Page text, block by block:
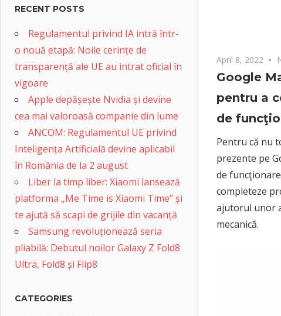
April 8, 2022
Google
pentru a
de
Pentru că nu
prezente pe
de
completeze
ajutorul unor
mecanică.
RECENT POSTS
Regulamentul privind IA intră într-
o nouă etapă: Noile cerințe de
transparență ale UE au intrat oficial în
vigoare
Apple depășește Nvidia și devine
cea mai valoroasă companie din lume
ANCOM: Regulamentul UE privind
Inteligența Artificială devine aplicabil
în România de la 2 august
Liber la timp liber: Xiaomi lansează
platforma „Me Time is Xiaomi Time” și
te ajută să scapi de grijile din vacanță
Samsung revoluționează seria
pliabilă: Debutul noilor Galaxy Z Fold8
Ultra, Fold8 și Flip8
CATEGORIES